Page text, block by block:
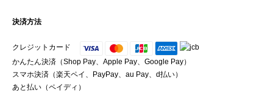
決済方法
クレジットカード
かんたん決済（Shop Pay、Apple Pay、Google Pay）
スマホ決済（楽天ペイ、PayPay、au Pay、d払い）
あと払い（ペイディ）